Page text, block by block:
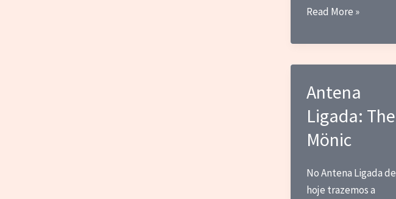
Antena
Facção
Caipira
Read More »
Antena
Ligada: The
Mönic
No Antena Ligada de
hoje trazemos a